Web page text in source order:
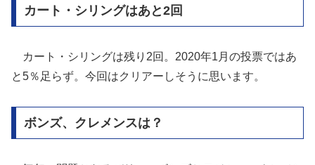
カート・シリングはあと2回
カート・シリングは残り2回。2020年1月の投票ではあ
と5％足らず。今回はクリアーしそうに思います。
ボンズ、クレメンスは？